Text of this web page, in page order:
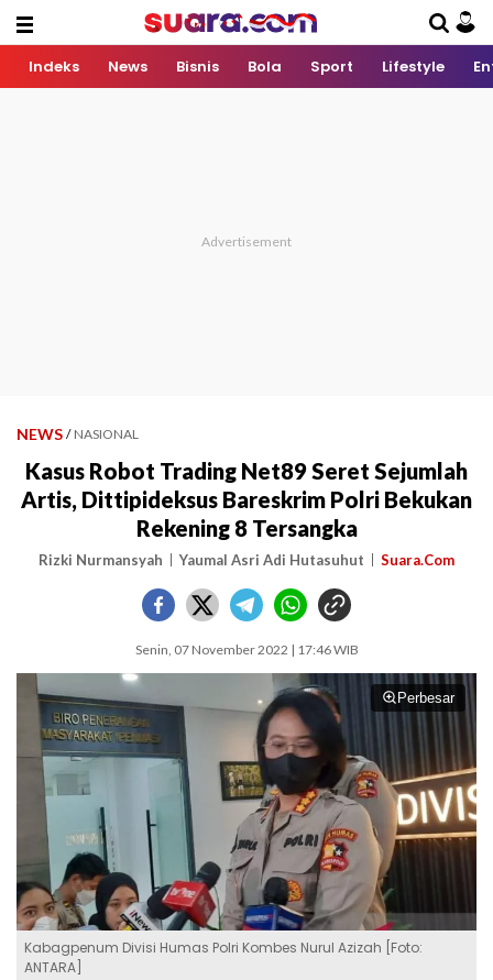
Indeks News Bisnis Bola Sport Lifestyle
NEWS / NASIONAL
Kasus Robot Trading Net89 Seret Sejumlah
Artis, Dittipideksus Bareskrim Polri Bekukan
Rekening 8 Tersangka
Rizki Nurmansyah Yaumal Asri Adi Hutasuhut Suara.Com
Senin, 07 November 2022 | 17:46 WIB
Perbesar
Kabagpenum Divisi Humas Polri Kombes Nurul Azizah [Foto:
ANTARA]